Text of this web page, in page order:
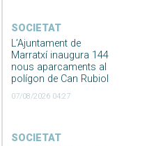
SOCIETAT
L’Ajuntament de
Marratxí inaugura 144
nous aparcaments al
polígon de Can Rubiol
07/08/2026 04:27
SOCIETAT